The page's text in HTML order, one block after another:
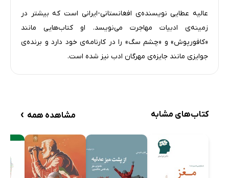
عالیه عطایی نویسنده‌ی افغانستانی-ایرانی است که بیشتر در
زمینه‌ی ادبیات مهاجرت می‌نویسد. او کتاب‌هایی مانند
«کافورپوش» و «چشم سگ» را در کارنامه‌ی خود دارد و برنده‌ی
جوایزی مانند جایزه‌ی مهرگان ادب نیز شده است.
کتاب‌های مشابه مشاهده همه ›